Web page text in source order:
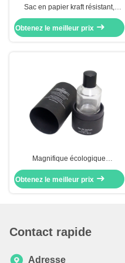
Sac en papier kraft résistant,
matériau recyclable disponible en
différentes épaisseurs et tailles
personnalisées avec plusieurs
Obtenez le meilleur prix
Magnifique écologique
personnalisé Lips Gloss Tube
Boîtes rigides (papier) Fermeture
par aimant Couleur personnalisée
Obtenez le meilleur prix
Contact rapide
Adresse